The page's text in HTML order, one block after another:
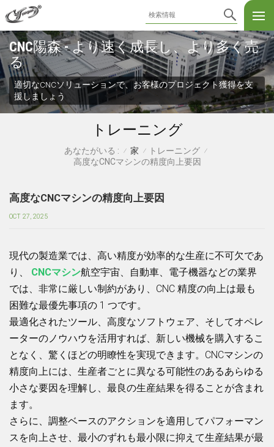
CNC陽森 - より速く成長し、より多く売
る
適切なCNCソリューションで、お客様のプロジェクト獲得を支
援しましょう
トレーニング
あなたがいる : / 家 / トレーニング /
高度なCNCマシンの精度向上要因
高度なCNCマシンの精度向上要因
OCT 27, 2025
現代の製造業では、高い精度が効率的な生産に不可欠であ
り、 CNCマシン航空宇宙、自動車、電子機器などの業界
では、非常に厳しい制約があり、CNC 精度の向上は最も
困難な最優先事項の 1 つです。
最適化されたツール、高度なソフトウェア、そしてオペレ
ーターのノウハウを活用すれば、新しい機械を購入するこ
となく、驚くほどの明瞭性を実現できます。CNCマシンの
精度向上には、生産者ごとに異なる可能性のあるあらゆる
小さな要因を理解し、最良の生産結果を得ることが含まれ
ます。
さらに、調整ベースのアクションを適用してパフォーマン
スを向上させ、最小のずれも最小限に抑えて生産結果が最